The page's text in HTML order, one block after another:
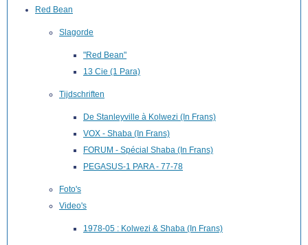
Red Bean
Slagorde
"Red Bean"
13 Cie (1 Para)
Tijdschriften
De Stanleyville à Kolwezi (In Frans)
VOX - Shaba (In Frans)
FORUM - Spécial Shaba (In Frans)
PEGASUS-1 PARA - 77-78
Foto's
Video's
1978-05 : Kolwezi & Shaba (In Frans)